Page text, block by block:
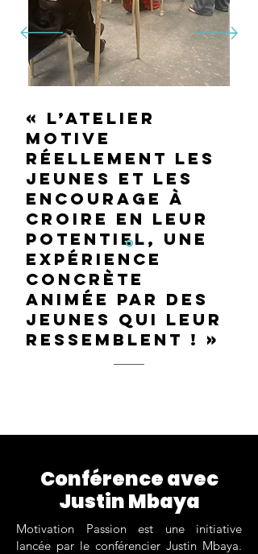
« L’atelier
motive
réellement les
jeunes et les
encourage à
croire en leur
potentiel, une
expérience
concrète
animée par des
jeunes qui leur
ressemblent ! »
Conférence avec
Justin Mbaya
Motivation Passion est une initiative
lancée par le conférencier Justin Mbaya.